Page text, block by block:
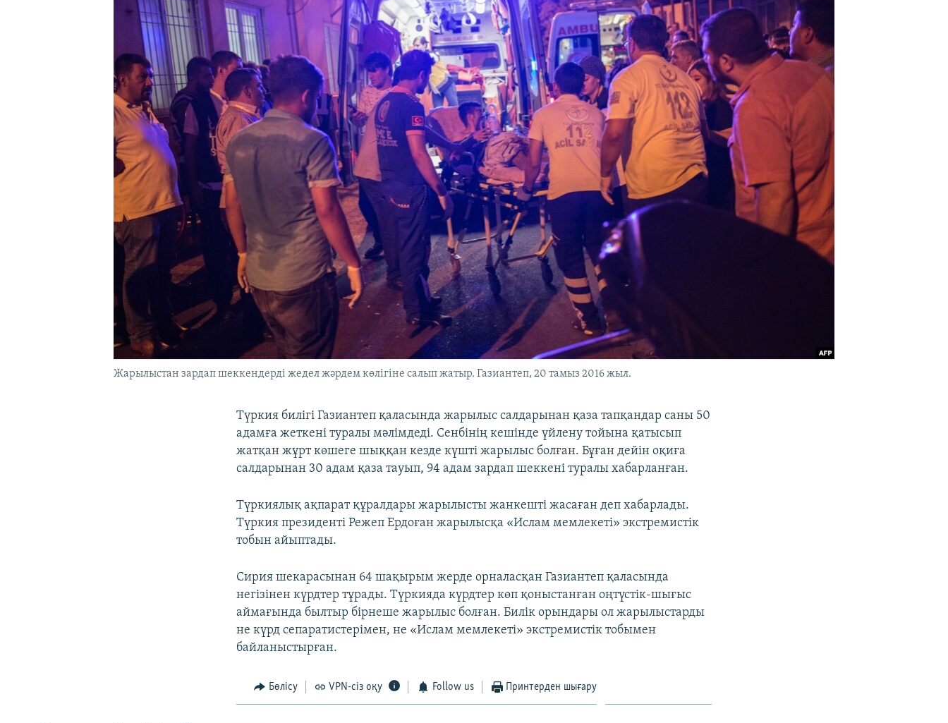
Жарылыстан зардап шеккендерді жедел жәрдем көлігіне салып жатыр. Газиантеп, 20 тамыз 2016 жыл.
Түркия билігі Газиантеп қаласында жарылыс салдарынан қаза тапқандар саны 50
адамға жеткені туралы мәлімдеді. Сенбінің кешінде үйлену тойына қатысып
жатқан жұрт көшеге шыққан кезде күшті жарылыс болған. Бұған дейін оқиға
салдарынан 30 адам қаза тауып, 94 адам зардап шеккені туралы хабарланған.
Түркиялық ақпарат құралдары жарылысты жанкешті жасаған деп хабарлады.
Түркия президенті Режеп Ердоған жарылысқа «Ислам мемлекеті» экстремистік
тобын айыптады.
Сирия шекарасынан 64 шақырым жерде орналасқан Газиантеп қаласында
негізінен күрдтер тұрады. Түркияда күрдтер көп қоныстанған оңтүстік-шығыс
аймағында былтыр бірнеше жарылыс болған. Билік орындары ол жарылыстарды
не күрд сепаратистерімен, не «Ислам мемлекеті» экстремистік тобымен
байланыстырған.
Бөлісу VPN-сіз оқу Follow us Принтерден шығару